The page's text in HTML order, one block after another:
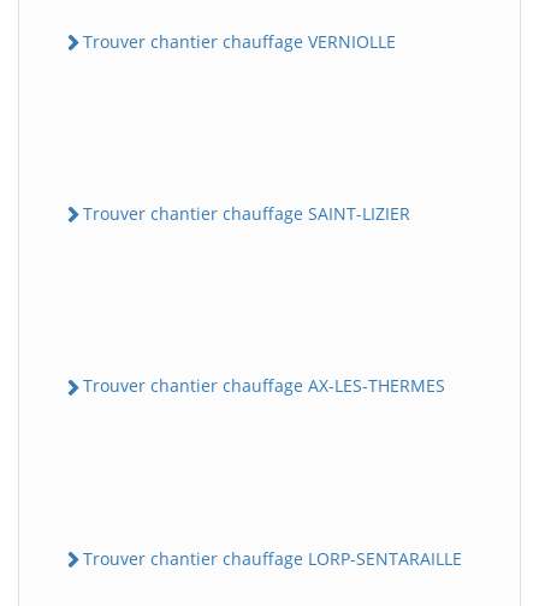
Trouver chantier chauffage VERNIOLLE
Trouver chantier chauffage SAINT-LIZIER
Trouver chantier chauffage AX-LES-THERMES
Trouver chantier chauffage LORP-SENTARAILLE